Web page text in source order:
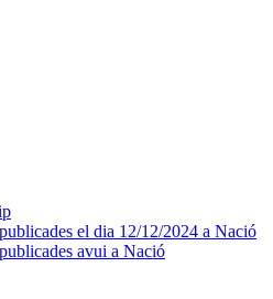
el dia 12/12/2024 a Nació
avui a Nació